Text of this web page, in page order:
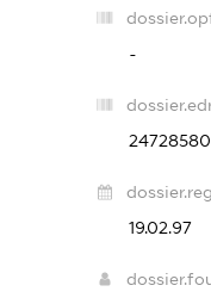
-
24728580
19.02.97